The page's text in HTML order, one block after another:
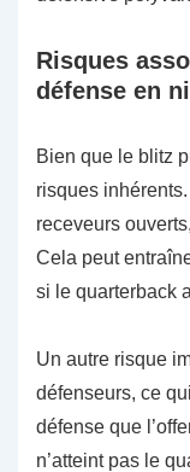
Risques
défense en
Bien que le blitz
risques
receveurs
Cela peut
si le quarterback
Un autre risque
défenseurs, ce
défense que
n’atteint pas le